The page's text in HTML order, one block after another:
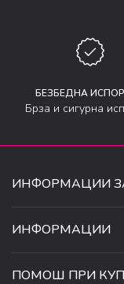
БЕЗБЕДНА
Брза и сигурна
ИНФОРМАЦИИ
ИНФОРМАЦИИ
ПОМОШ ПРИ